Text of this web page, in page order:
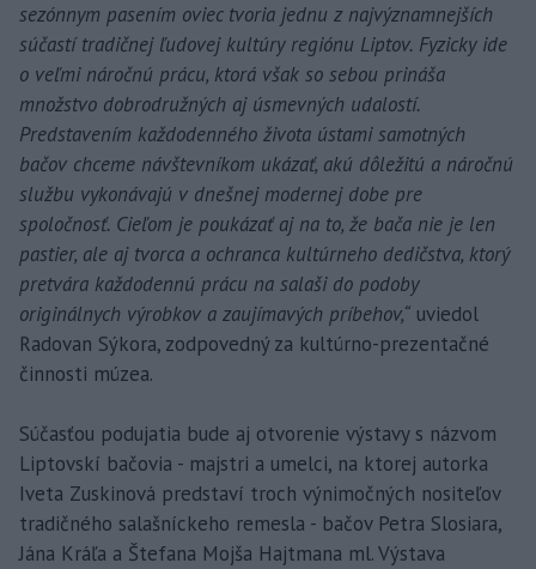
sezónnym pasením oviec tvoria jednu z najvýznamnejších
súčastí tradičnej ľudovej kultúry regiónu Liptov. Fyzicky ide
o veľmi náročnú prácu, ktorá však so sebou prináša
množstvo dobrodružných aj úsmevných udalostí.
Predstavením každodenného života ústami samotných
bačov chceme návštevníkom ukázať, akú dôležitú a náročnú
službu vykonávajú v dnešnej modernej dobe pre
spoločnosť. Cieľom je poukázať aj na to, že bača nie je len
pastier, ale aj tvorca a ochranca kultúrneho dedičstva, ktorý
pretvára každodennú prácu na salaši do podoby
originálnych výrobkov a zaujímavých príbehov,“ uviedol
Radovan Sýkora, zodpovedný za kultúrno-prezentačné
činnosti múzea.
Súčasťou podujatia bude aj otvorenie výstavy s názvom
Liptovskí bačovia - majstri a umelci, na ktorej autorka
Iveta Zuskinová predstaví troch výnimočných nositeľov
tradičného salašníckeho remesla - bačov Petra Slosiara,
Jána Kráľa a Štefana Mojša Hajtmana ml. Výstava